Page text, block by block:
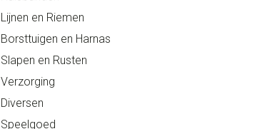
Lijnen en Riemen
Borsttuigen en Harnas
Slapen en Rusten
Verzorging
Diversen
Speelgoed